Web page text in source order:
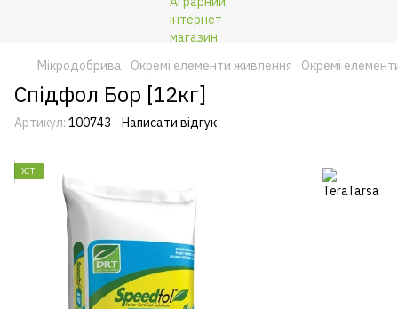
Мікродобрива Окремі елементи живлення Окремі
Спідфол Бор [12кг]
Артикул: 100743 Написати відгук
ХІТ!